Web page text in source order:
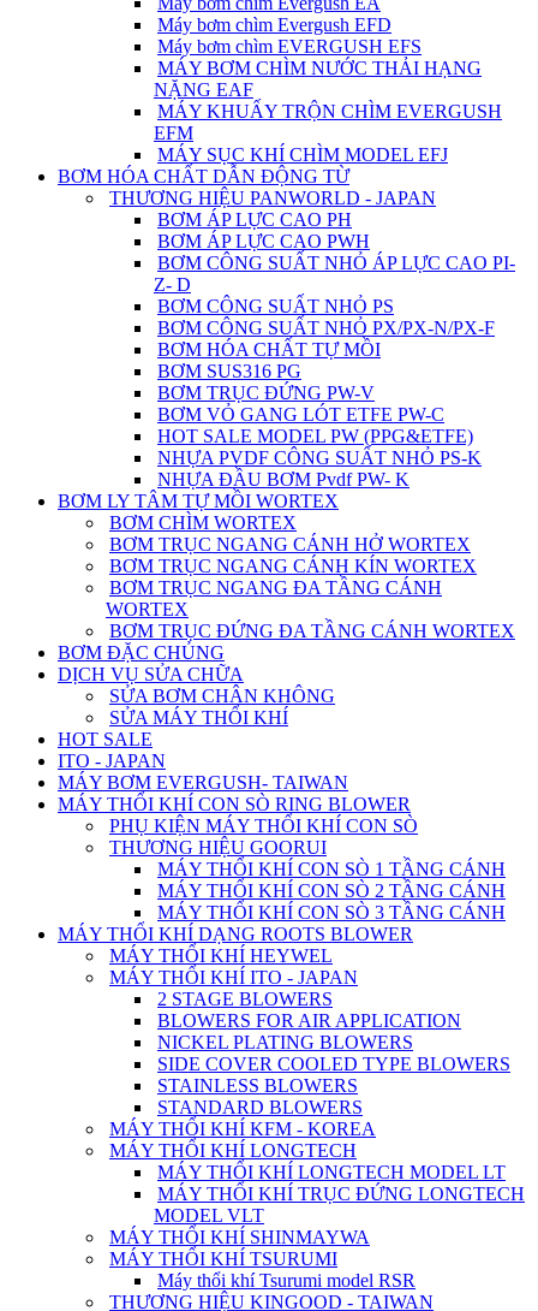
Máy bơm chìm Evergush EFD
Máy bơm chìm EVERGUSH EFS
MÁY BƠM CHÌM NƯỚC THẢI HẠNG
NẶNG EAF
MÁY KHUẤY TRỘN CHÌM EVERGUSH
EFM
MÁY SỤC KHÍ CHÌM MODEL EFJ
BƠM HÓA CHẤT DẪN ĐỘNG TỪ
THƯƠNG HIỆU PANWORLD - JAPAN
BƠM ÁP LỰC CAO PH
BƠM ÁP LỰC CAO PWH
BƠM CÔNG SUẤT NHỎ ÁP LỰC CAO PI-
Z- D
BƠM CÔNG SUẤT NHỎ PS
BƠM CÔNG SUẤT NHỎ PX/PX-N/PX-F
BƠM HÓA CHẤT TỰ MỒI
BƠM SUS316 PG
BƠM TRỤC ĐỨNG PW-V
BƠM VỎ GANG LÓT ETFE PW-C
HOT SALE MODEL PW (PPG&ETFE)
NHỰA PVDF CÔNG SUẤT NHỎ PS-K
NHỰA ĐẦU BƠM Pvdf PW- K
BƠM LY TÂM TỰ MỒI WORTEX
BƠM CHÌM WORTEX
BƠM TRỤC NGANG CÁNH HỞ WORTEX
BƠM TRỤC NGANG CÁNH KÍN WORTEX
BƠM TRỤC NGANG ĐA TẦNG CÁNH
WORTEX
BƠM TRỤC ĐỨNG ĐA TẦNG CÁNH WORTEX
BƠM ĐẶC CHỦNG
DỊCH VỤ SỬA CHỮA
SỬA BƠM CHÂN KHÔNG
SỬA MÁY THỔI KHÍ
HOT SALE
ITO - JAPAN
MÁY BƠM EVERGUSH- TAIWAN
MÁY THỔI KHÍ CON SÒ RING BLOWER
PHỤ KIỆN MÁY THỔI KHÍ CON SÒ
THƯƠNG HIỆU GOORUI
MÁY THỔI KHÍ CON SÒ 1 TẦNG CÁNH
MÁY THỔI KHÍ CON SÒ 2 TẦNG CÁNH
MÁY THỔI KHÍ CON SÒ 3 TẦNG CÁNH
MÁY THỔI KHÍ DẠNG ROOTS BLOWER
MÁY THỔI KHÍ HEYWEL
MÁY THỔI KHÍ ITO - JAPAN
2 STAGE BLOWERS
BLOWERS FOR AIR APPLICATION
NICKEL PLATING BLOWERS
SIDE COVER COOLED TYPE BLOWERS
STAINLESS BLOWERS
STANDARD BLOWERS
MÁY THỔI KHÍ KFM - KOREA
MÁY THỔI KHÍ LONGTECH
MÁY THỔI KHÍ LONGTECH MODEL LT
MÁY THỔI KHÍ TRỤC ĐỨNG LONGTECH
MODEL VLT
MÁY THỔI KHÍ SHINMAYWA
MÁY THỔI KHÍ TSURUMI
Máy thổi khí Tsurumi model RSR
THƯƠNG HIỆU KINGOOD - TAIWAN